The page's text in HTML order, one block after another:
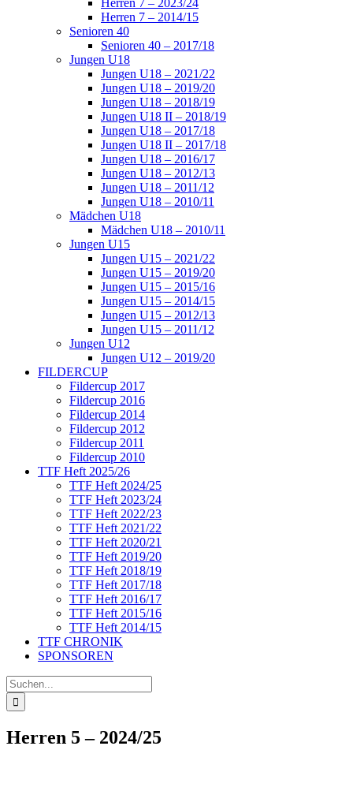
Herren 7 – 2023/24
Herren 7 – 2014/15
Senioren 40
Senioren 40 – 2017/18
Jungen U18
Jungen U18 – 2021/22
Jungen U18 – 2019/20
Jungen U18 – 2018/19
Jungen U18 II – 2018/19
Jungen U18 – 2017/18
Jungen U18 II – 2017/18
Jungen U18 – 2016/17
Jungen U18 – 2012/13
Jungen U18 – 2011/12
Jungen U18 – 2010/11
Mädchen U18
Mädchen U18 – 2010/11
Jungen U15
Jungen U15 – 2021/22
Jungen U15 – 2019/20
Jungen U15 – 2015/16
Jungen U15 – 2014/15
Jungen U15 – 2012/13
Jungen U15 – 2011/12
Jungen U12
Jungen U12 – 2019/20
FILDERCUP
Fildercup 2017
Fildercup 2016
Fildercup 2014
Fildercup 2012
Fildercup 2011
Fildercup 2010
TTF Heft 2025/26
TTF Heft 2024/25
TTF Heft 2023/24
TTF Heft 2022/23
TTF Heft 2021/22
TTF Heft 2020/21
TTF Heft 2019/20
TTF Heft 2018/19
TTF Heft 2017/18
TTF Heft 2016/17
TTF Heft 2015/16
TTF Heft 2014/15
TTF CHRONIK
SPONSOREN
Suche
nach:
Herren 5 – 2024/25